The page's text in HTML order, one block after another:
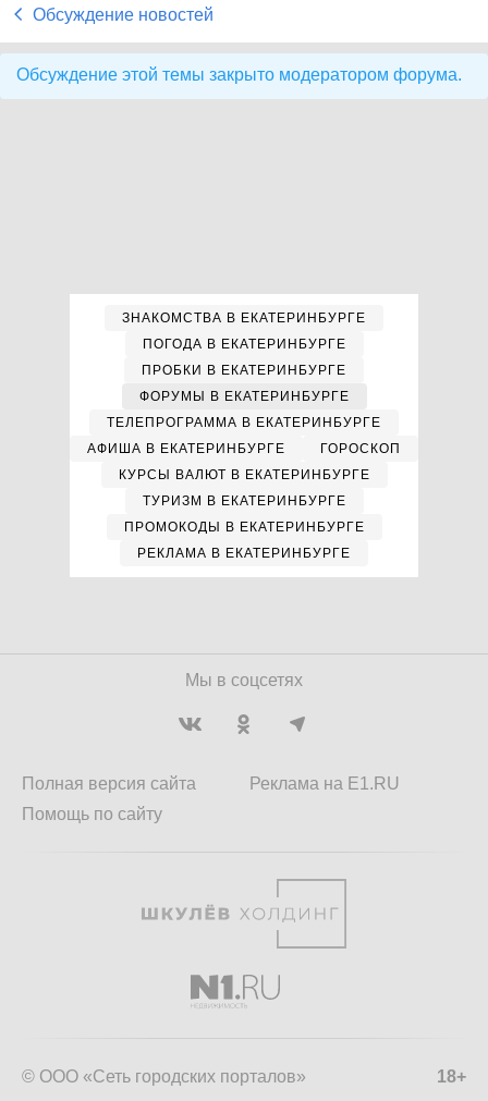
Обсуждение новостей
Обсуждение этой темы закрыто модератором форума.
ЗНАКОМСТВА В ЕКАТЕРИНБУРГЕ
ПОГОДА В ЕКАТЕРИНБУРГЕ
ПРОБКИ В ЕКАТЕРИНБУРГЕ
ФОРУМЫ В ЕКАТЕРИНБУРГЕ
ТЕЛЕПРОГРАММА В ЕКАТЕРИНБУРГЕ
АФИША В ЕКАТЕРИНБУРГЕ
ГОРОСКОП
КУРСЫ ВАЛЮТ В ЕКАТЕРИНБУРГЕ
ТУРИЗМ В ЕКАТЕРИНБУРГЕ
ПРОМОКОДЫ В ЕКАТЕРИНБУРГЕ
РЕКЛАМА В ЕКАТЕРИНБУРГЕ
Мы в соцсетях
Полная версия сайта
Помощь по сайту
Реклама на E1.RU
18+
© ООО «Сеть городских порталов»